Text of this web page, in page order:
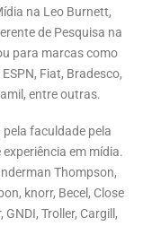
na Leo Burnett,
de Pesquisa na
para marcas como
Fiat, Bradesco,
entre outras.
faculdade pela
experiência em mídia.
Thompson,
knorr, Becel, Close
GNDI, Troller, Cargill,